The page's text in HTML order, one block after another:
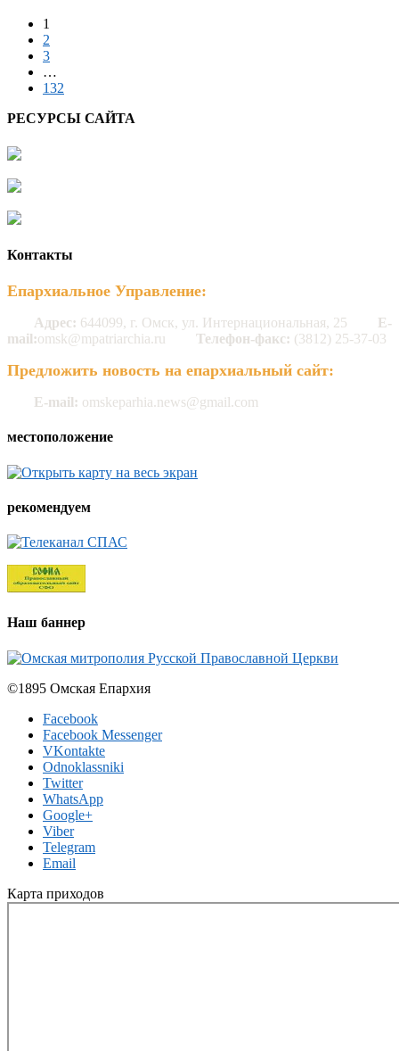
1
2
3
…
132
РЕСУРСЫ САЙТА
Контакты
Епархиальное Управление:
Адрес: 644099, г. Омск, ул. Интернациональная, 25
E-
mail:omsk@mpatriarchia.ru Телефон-факс: (3812) 25-37-03
Предложить новость на епархиальный сайт:
E-mail: omskeparhia.news@gmail.com
местоположение
рекомендуем
Наш баннер
©1895 Омская Епархия
Facebook
Facebook Messenger
VKontakte
Odnoklassniki
Twitter
WhatsApp
Google+
Viber
Telegram
Email
Карта приходов